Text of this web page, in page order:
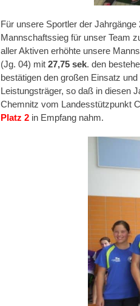
Für unsere Sportler der
Mannschaftssieg für unser Team
aller Aktiven erhöhte unsere
(Jg. 04) mit 27,75 sek. den
bestätigen den großen Einsatz
Leistungsträger, so daß in diesen
Chemnitz vom Landesstützpunkt
Platz 2 in Empfang nahm.